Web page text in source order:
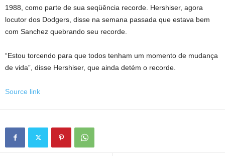
1988, como parte de sua seqüência recorde. Hershiser, agora
locutor dos Dodgers, disse na semana passada que estava bem
com Sanchez quebrando seu recorde.
“Estou torcendo para que todos tenham um momento de mudança
de vida”, disse Hershiser, que ainda detém o recorde.
Source link